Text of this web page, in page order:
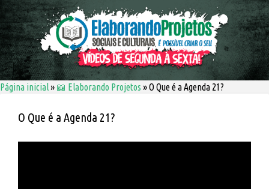
Página inicial» 📖 Elaborando Projetos »O Que é a Agenda 21?
O Que é a Agenda 21?